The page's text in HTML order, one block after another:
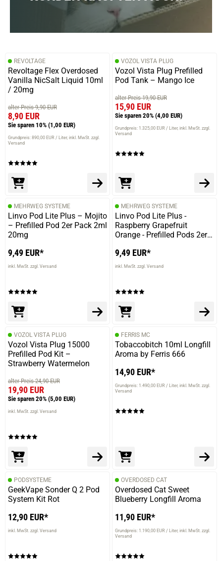
REVOLTAGE
Revoltage Flex Overdosed
Vanilla NicSalt Liquid 10ml
/ 20mg
alter Preis 9,90 EUR
8,90 EUR
Sie sparen 10% (1,00 EUR)
Grundpreis: 890,00 EUR / Liter inkl. MwSt. zzgl.
Versand
VOZOL VISTA PLUG
Vozol Vista Plug Prefilled
Pod Tank – Mango Ice
alter Preis 19,90 EUR
15,90 EUR
Sie sparen 20% (4,00 EUR)
Grundpreis: 1.325,00 EUR / Liter inkl. MwSt. zzgl.
Versand
MEHRWEG SYSTEME
Linvo Pod Lite Plus – Mojito
– Prefilled Pod 2er Pack 2ml
20mg
9,49 EUR*
inkl. MwSt. zzgl. Versand
MEHRWEG SYSTEME
Linvo Pod Lite Plus -
Raspberry Grapefruit
Orange - Prefilled Pods 2er
9,49 EUR*
inkl. MwSt. zzgl. Versand
VOZOL VISTA PLUG
Vozol Vista Plug 15000
Prefilled Pod Kit –
Strawberry Watermelon
alter Preis 24,90 EUR
19,90 EUR
Sie sparen 20% (5,00 EUR)
inkl. MwSt. zzgl. Versand
FERRIS MC
Tobaccobitch 10ml Longfill
Aroma by Ferris 666
14,90 EUR*
Grundpreis: 1.490,00 EUR / Liter inkl. MwSt. zzgl.
Versand
PODSYSTEME
GeekVape Sonder Q 2 Pod
System Kit Rot
12,90 EUR*
inkl. MwSt. zzgl. Versand
OVERDOSED CAT
Overdosed Cat Sweet
Blueberry Longfill Aroma
11,90 EUR*
Grundpreis: 1.190,00 EUR / Liter inkl. MwSt. zzgl.
Versand